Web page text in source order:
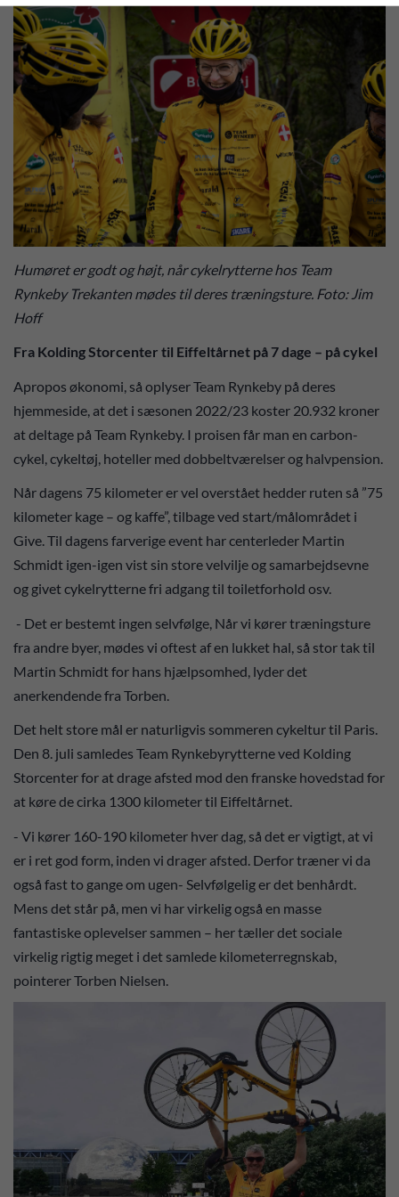
Humøret er godt og højt, når cykelrytterne hos Team
Rynkeby Trekanten mødes til deres træningsture. Foto: Jim
Hoff
Fra Kolding Storcenter til Eiffeltårnet på 7 dage – på cykel
Apropos økonomi, så oplyser Team Rynkeby på deres
hjemmeside, at det i sæsonen 2022/23 koster 20.932 kroner
at deltage på Team Rynkeby. I proisen får man en carbon-
cykel, cykeltøj, hoteller med dobbeltværelser og halvpension.
Når dagens 75 kilometer er vel overstået hedder ruten så ”75
kilometer kage – og kaffe”, tilbage ved start/målområdet i
Give. Til dagens farverige event har centerleder Martin
Schmidt igen-igen vist sin store velvilje og samarbejdsevne
og givet cykelrytterne fri adgang til toiletforhold osv.
- Det er bestemt ingen selvfølge, Når vi kører træningsture
fra andre byer, mødes vi oftest af en lukket hal, så stor tak til
Martin Schmidt for hans hjælpsomhed, lyder det
anerkendende fra Torben.
Det helt store mål er naturligvis sommeren cykeltur til Paris.
Den 8. juli samledes Team Rynkebyrytterne ved Kolding
Storcenter for at drage afsted mod den franske hovedstad for
at køre de cirka 1300 kilometer til Eiffeltårnet.
- Vi kører 160-190 kilometer hver dag, så det er vigtigt, at vi
er i ret god form, inden vi drager afsted. Derfor træner vi da
også fast to gange om ugen- Selvfølgelig er det benhårdt.
Mens det står på, men vi har virkelig også en masse
fantastiske oplevelser sammen – her tæller det sociale
virkelig rigtig meget i det samlede kilometerregnskab,
pointerer Torben Nielsen.